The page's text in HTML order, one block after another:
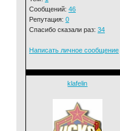
Сообщений: 46
Репутация: 0
Спасибо сказали раз: 34
Написать личное сообщение
klafelin